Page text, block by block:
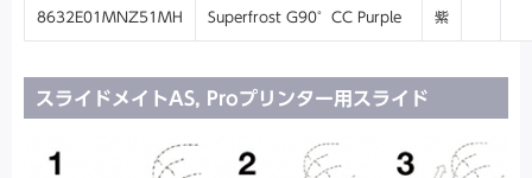
8632E01MNZ51MH Superfrost G90°CC Purple 紫
スライドメイトAS, Proプリンター用スライド